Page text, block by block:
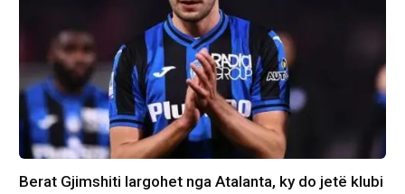
Berat Gjimshiti largohet nga Atalanta, ky do jetë klubi